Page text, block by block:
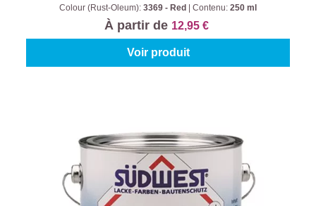
Colour (Rust-Oleum): 3369 - Red Contenu: 250 ml
À partir de 12,95 €
Voir produit